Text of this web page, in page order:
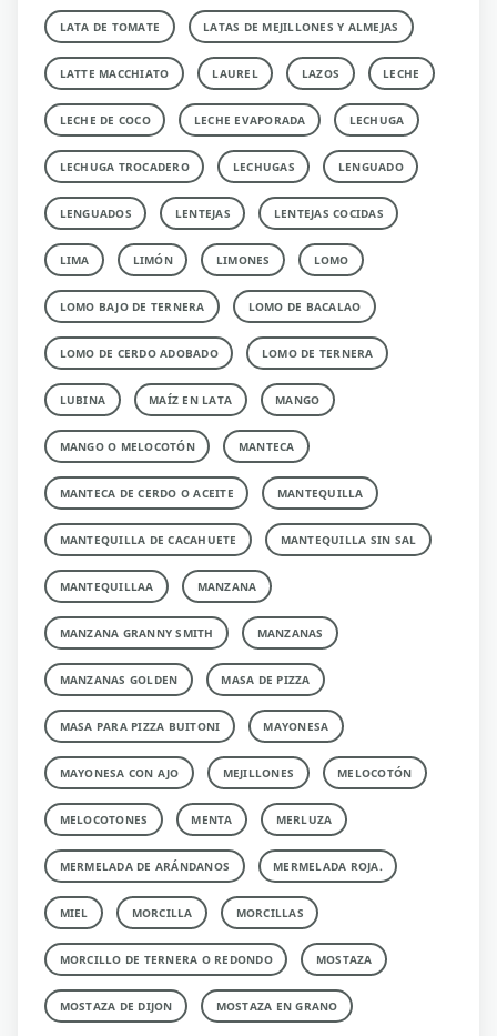
LATA DE TOMATE LATAS DE MEJILLONES Y ALMEJAS
LATTE MACCHIATO LAUREL LAZOS LECHE
LECHE DE COCO LECHE EVAPORADA LECHUGA
LECHUGA TROCADERO LECHUGAS LENGUADO
LENGUADOS LENTEJAS LENTEJAS COCIDAS
LIMA LIMÓN LIMONES LOMO
LOMO BAJO DE TERNERA LOMO DE BACALAO
LOMO DE CERDO ADOBADO LOMO DE TERNERA
LUBINA MAÍZ EN LATA MANGO
MANGO O MELOCOTÓN MANTECA
MANTECA DE CERDO O ACEITE MANTEQUILLA
MANTEQUILLA DE CACAHUETE MANTEQUILLA SIN SAL
MANTEQUILLAA MANZANA
MANZANA GRANNY SMITH MANZANAS
MANZANAS GOLDEN MASA DE PIZZA
MASA PARA PIZZA BUITONI MAYONESA
MAYONESA CON AJO MEJILLONES MELOCOTÓN
MELOCOTONES MENTA MERLUZA
MERMELADA DE ARÁNDANOS MERMELADA ROJA.
MIEL MORCILLA MORCILLAS
MORCILLO DE TERNERA O REDONDO MOSTAZA
MOSTAZA DE DIJON MOSTAZA EN GRANO